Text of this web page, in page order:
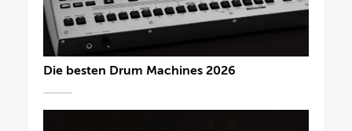
Die besten Drum Machines 2026